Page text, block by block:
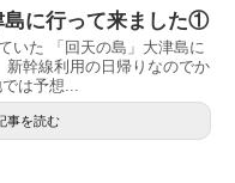
島に行って来ました①
いた 「回天の島」大津島に
新幹線利用の日帰りなのでか
は予想...
事を読む